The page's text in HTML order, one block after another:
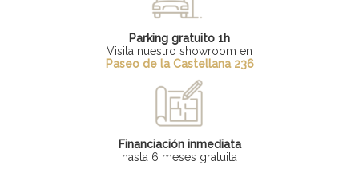
Parking gratuito 1h
Visita nuestro showroom en
Paseo de la Castellana 236
Financiación inmediata
hasta 6 meses gratuita